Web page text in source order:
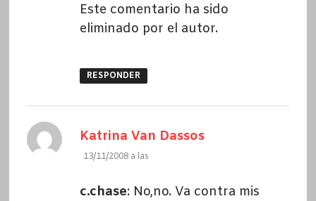
Este comentario ha sido
eliminado por el autor.
RESPONDER
Katrina Van Dassosdice:
13/11/2008 a las
c.chase: No,no. Va contra mis